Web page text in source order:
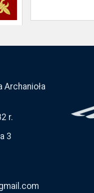
Archanioła
r.
3